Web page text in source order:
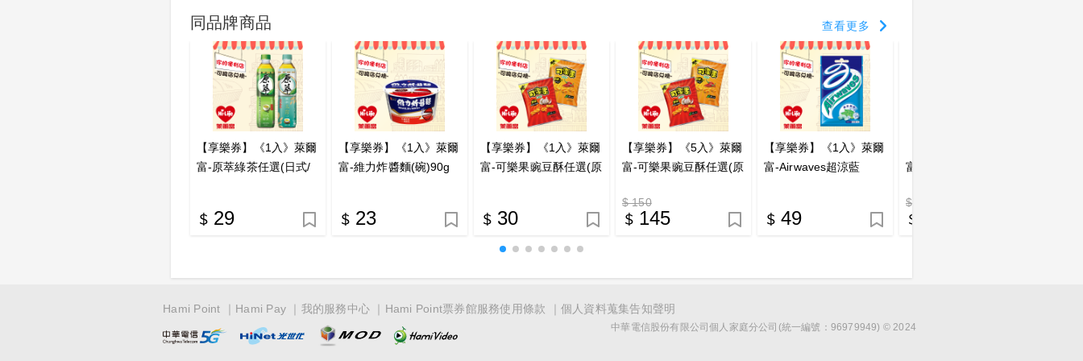
同品牌商品 查看更多
【享樂券】《1入》萊爾
富-原萃綠茶任選(日式/
29
【享樂券】《1入》萊爾
富-維力炸醬麵(碗)90g
23
【享樂券】《1入》萊爾
富-可樂果豌豆酥任選(原
30
【享樂券】《5入》萊爾
富-可樂果豌豆酥任選(原
$ 150
145
【享樂券】《1入》萊爾
富-Airwaves超涼藍
49
富-Airwaves超涼藍
$ 245
Hami Point Hami Pay 我的服務中心 Hami Point票券館服務使用條款 個人資料蒐集告知聲明
中華電信股份有限公司個人家庭分公司(統一編號：96979949) © 2024